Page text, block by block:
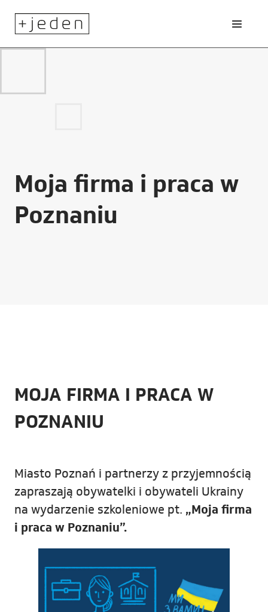
Moja firma i praca w
Poznaniu
MOJA FIRMA I PRACA W
POZNANIU
Miasto Poznań i partnerzy z przyjemnością
zapraszają obywatelki i obywateli Ukrainy
na wydarzenie szkoleniowe pt. „Moja firma
i praca w Poznaniu”.